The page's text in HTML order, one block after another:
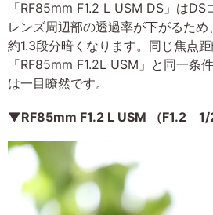
「RF85mm F1.2 L USM DS」はDS
レンズ周辺部の透過率が下がるた
約1.3段分暗くなります。同じ焦点
「RF85mm F1.2L USM」と同一条
は一目瞭然です。
▼RF85mm F1.2 L USM （F1.2 1/